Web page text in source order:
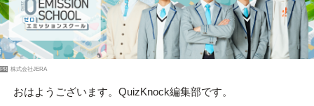
PR 株式会社JERA
おはようございます。QuizKnock編集部です。